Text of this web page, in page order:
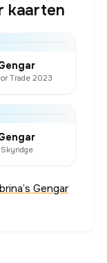
kaarten
Trade 2023
Skyridge
Gengar